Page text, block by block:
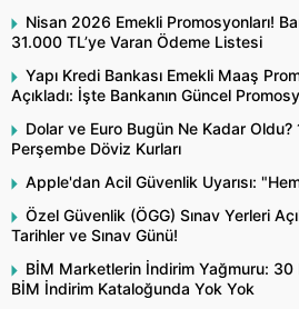
Nisan 2026 Emekli Promosyonları!
31.000 TL’ye Varan Ödeme Listesi
Yapı Kredi Bankası Emekli Maaş
Açıkladı: İşte Bankanın Güncel
Dolar ve Euro Bugün Ne Kadar
Perşembe Döviz Kurları
Apple'dan Acil Güvenlik Uyarısı:
Özel Güvenlik (ÖGG) Sınav Yerleri
Tarihler ve Sınav Günü!
BİM Marketlerin İndirim Yağmuru: 30
BİM İndirim Kataloğunda Yok Yok